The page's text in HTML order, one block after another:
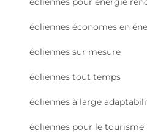
éoliennes économes en
éoliennes sur mesure
éoliennes tout temps
éoliennes à large
éoliennes pour le tourisme